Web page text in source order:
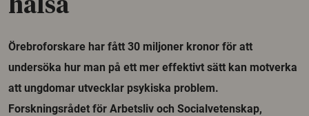
hälsa
Örebroforskare har fått 30 miljoner kronor för att
undersöka hur man på ett mer effektivt sätt kan motverka
att ungdomar utvecklar psykiska problem.
Forskningsrådet för Arbetsliv och Socialvetenskap,